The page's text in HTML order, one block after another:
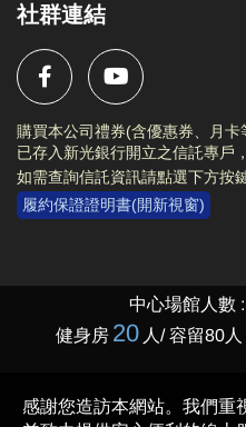
社群連結
購買本公司禮券(含優惠券、月
已存入新光銀行開立之信託專戶
如需查詢信託資訊請點選下方按
履約保證證明書(開新視窗)